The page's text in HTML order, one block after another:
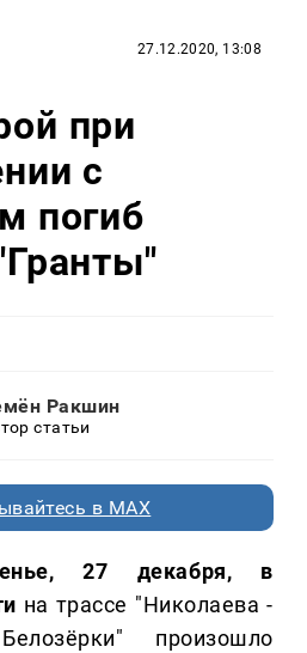
27.12.2020, 13:08
при
с
погиб
Ракшин
статьи
в MAX
27 декабря, в
на трассе "Николаева -
произошло